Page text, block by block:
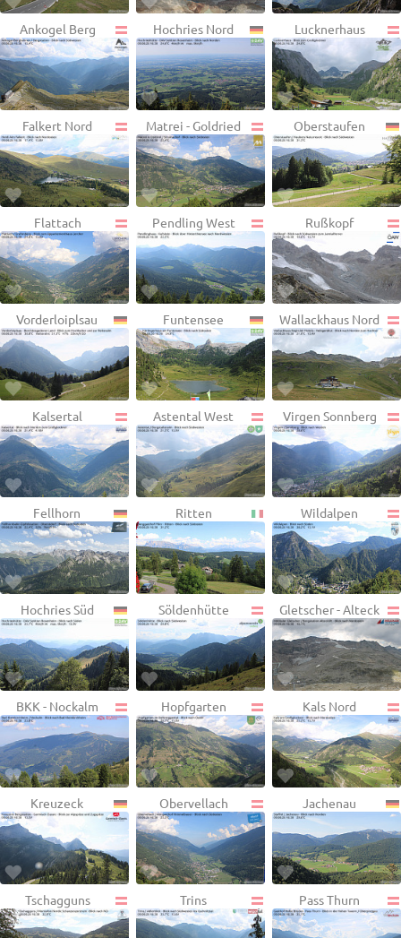
Ankogel Berg Hochries Nord Lucknerhaus
Falkert Nord Matrei - Goldried Oberstaufen
Flattach Pendling West Rußkopf
Vorderloiplsau Funtensee Wallackhaus Nord
Kalsertal Astental West Virgen Sonnberg
Fellhorn Ritten Wildalpen
Hochries Süd Söldenhütte Gletscher - Alteck
BKK - Nockalm Hopfgarten Kals Nord
Kreuzeck Obervellach Jachenau
Tschagguns Trins Pass Thurn